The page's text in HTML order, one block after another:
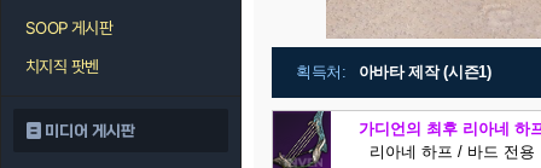
SOOP 게시판
치지직 팟벤
미디어 게시판
획득처: 아바타 제작 (시즌1)
가디언의 최후 리아네 하
리아네 하프 / 바드 전용